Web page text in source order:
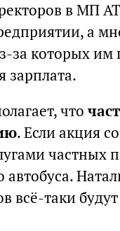
в МП
а
за которых им
зарплата.
что
. Если акция
частных
всё-таки